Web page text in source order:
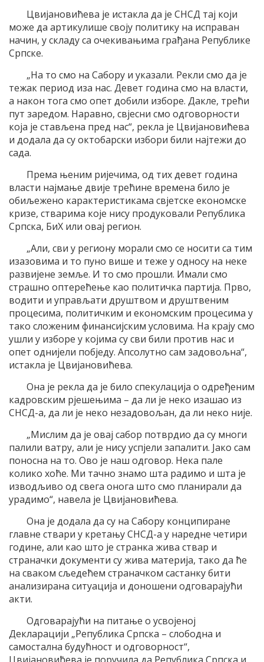
Цвијановићева је истакла да је СНСД тај који
може да артикулише своју политику на исправан
начин, у складу са очекивањима грађана Републике
Српске.
„На то смо на Сабору и указали. Рекли смо да је
тежак период иза нас. Девет година смо на власти,
а након тога смо опет добили изборе. Дакле, трећи
пут заредом. Наравно, свјесни смо одговорности
која је стављена пред нас“, рекла је Цвијановићева
и додала да су октобарски избори били најтежи до
сада.
Према њеним ријечима, од тих девет година
власти најмање двије трећине времена било је
обиљежено карактеристикама свјетске економске
кризе, стварима које нису продуковали Република
Српска, БиХ или овај регион.
„Али, сви у региону морали смо се носити са тим
изазовима и то пуно више и теже у односу на неке
развијене земље. И то смо прошли. Имали смо
страшно оптерећење као политичка партија. Прво,
водити и управљати друштвом и друштвеним
процесима, политичким и економским процесима у
тако сложеним финансијским условима. На крају смо
ушли у изборе у којима су сви били против нас и
опет однијели побједу. Апсолутно сам задовољна“,
истакла је Цвијановићева.
Она је рекла да је било спекулација о одређеним
кадровским рјешењима – да ли је неко изашао из
СНСД-а, да ли је неко незадовољан, да ли неко није.
„Мислим да је овај сабор потврдио да су многи
палили ватру, али је нису успјели запалити. Јако сам
поносна на то. Ово је наш одговор. Нека пале
колико хоће. Ми тачно знамо шта радимо и шта је
изводљиво од свега онога што смо планирали да
урадимо“, навела је Цвијановићева.
Она је додала да су на Сабору конципиране
главне ствари у кретању СНСД-а у наредне четири
године, али као што је странка жива ствар и
страначки документи су жива материја, тако да ће
на сваком сљедећем страначком састанку бити
анализирана ситуација и доношени одговарајући
акти.
Одговарајући на питање о усвојеној
Декларацији „Република Српска – слободна и
самостална будућност и одговорност“,